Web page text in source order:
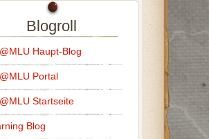
Blogroll
Haupt-Blog
Portal
Startseite
Blog